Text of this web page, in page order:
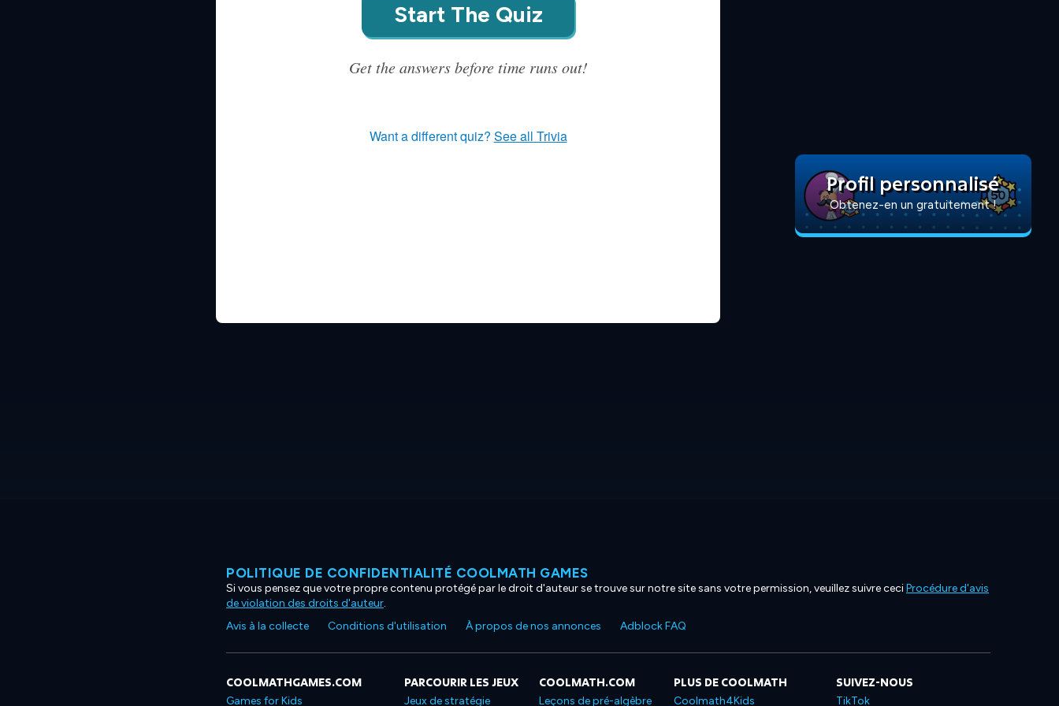
Start The Quiz
Get the answers before time runs out!
Want a different quiz? See all Trivia
Profil personnalisé
Obtenez-en un gratuitement !
POLITIQUE DE CONFIDENTIALITÉ COOLMATH GAMES
Si vous pensez que votre propre contenu protégé par le droit d'auteur se trouve sur notre site sans votre permission, veuillez suivre ceciProcédure d'avis
de violation des droits d'auteur.
Avis à la collecte
Conditions d'utilisation À propos de nos annonces Adblock FAQ
COOLMATHGAMES.COM
Games for Kids
PARCOURIR LES JEUX
Jeux de stratégie
COOLMATH.COM
Leçons de pré-algèbre
PLUS DE COOLMATH
Coolmath4Kids
SUIVEZ-NOUS
TikTok